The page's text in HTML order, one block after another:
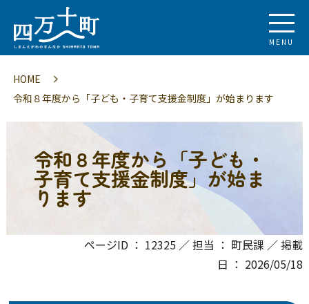
MENU
HOME
令和８年度から「子ども・子育て支援金制度」が始まります
令和８年度から「子ども・
子育て支援金制度」が始ま
ります
ページID ： 12325 ／ 担当 ： 町民課 ／ 掲載
日 ： 2026/05/18